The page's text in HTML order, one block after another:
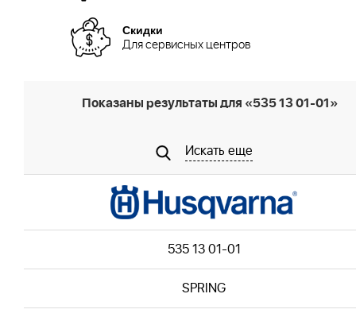
Скидки
Для сервисных центров
Показаны результаты для «535 13 01-01»
Искать еще
535 13 01-01
SPRING